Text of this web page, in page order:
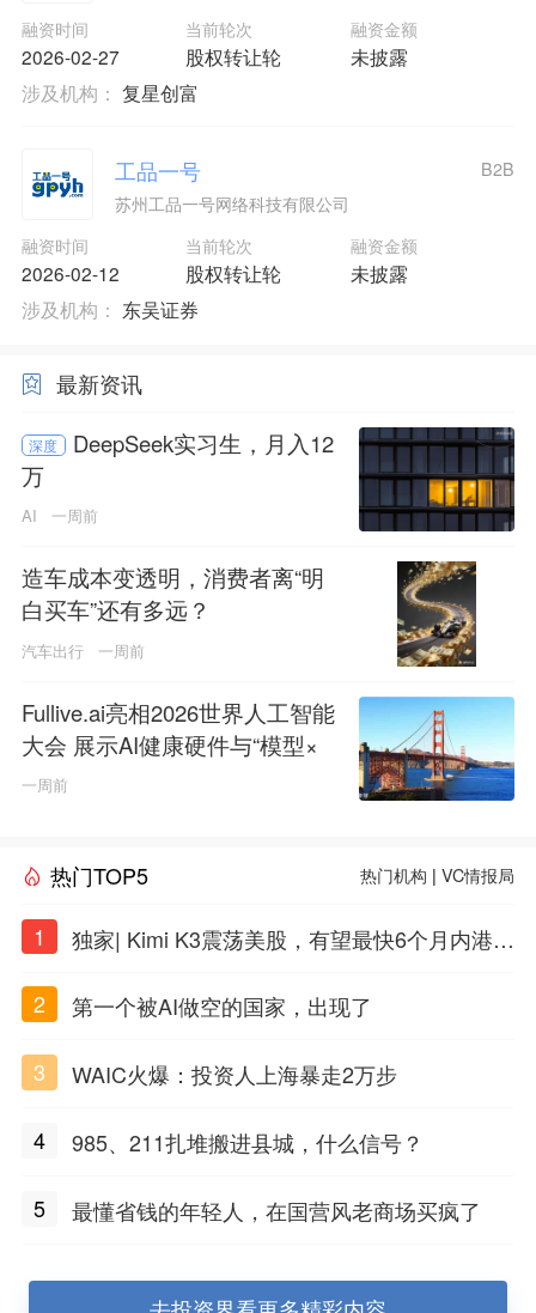
融资时间
2026-02-27
当前轮次
股权转让轮
融资金额
未披露
涉及机构： 复星创富
工品一号
苏州工品一号网络科技有限公司
融资时间
2026-02-12
当前轮次
股权转让轮
融资金额
未披露
B2B
涉及机构： 东吴证券
最新资讯
深度
DeepSeek实习生，月入12
万
AI 一周前
造车成本变透明，消费者离“明
白买车”还有多远？
汽车出行 一周前
Fullive.ai亮相2026世界人工智能
大会 展示AI健康硬件与“模型×
本体”创新技术路径
一周前
热门TOP5 热门机构 |VC情报局
1
独家| Kimi K3震荡美股，有望最快6个月内港股
2
第一个被AI做空的国家，出现了
3 WAIC火爆：投资人上海暴走2万步
4 985、211扎堆搬进县城，什么信号？
5 最懂省钱的年轻人，在国营风老商场买疯了